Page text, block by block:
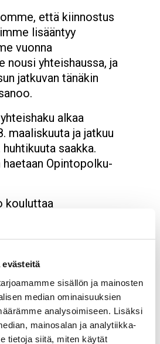
evästeitä
sisällön ja mainosten
median ominaisuuksien
analysoimiseen. Lisäksi
mainosalan ja analytiikka-
tietoja siitä, miten käytät
että kiinnostus
lisääntyy
vuonna
nousi yhteishaussa, ja
jatkuvan tänäkin
alkaa
maaliskuuta ja jatkuu
saakka.
Opintopolku-
kouluttaa
viestintätieteiden
yliopiston painoalat
muutos, energia ja
rahoitus ja